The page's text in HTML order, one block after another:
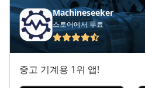
Machineseeker
스토어에서 무료
중고 기계용 1위 앱!